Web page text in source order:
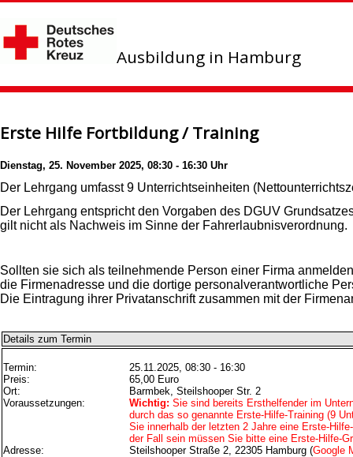
Ausbildung in Hamburg
Erste Hilfe Fortbildung / Training
Dienstag, 25. November 2025, 08:30 - 16:30 Uhr
Der Lehrgang umfasst 9 Unterrichtseinheiten
Der Lehrgang entspricht den Vorgaben des DGUV
gilt nicht als Nachweis im Sinne der Fahrerlaubnisverordnung.
Sollten sie sich als teilnehmende Person einer Firma
die Firmenadresse und die dortige personalverantwortliche
Die Eintragung ihrer Privatanschrift zusammen mit der
Details zum Termin
Termin:
25.11.2025, 08:30 - 16:30
Preis:
65,00 Euro
Ort:
Barmbek, Steilshooper Str. 2
Voraussetzungen:
Wichtig: Sie sind bereits Ersthelfender im
durch das so genannte Erste-Hilfe-Training (9
Sie innerhalb der letzten 2 Jahre eine Erste-
der Fall sein müssen Sie bitte eine Erste-Hilfe-
Adresse:
Steilshooper Straße 2, 22305 Hamburg (Google